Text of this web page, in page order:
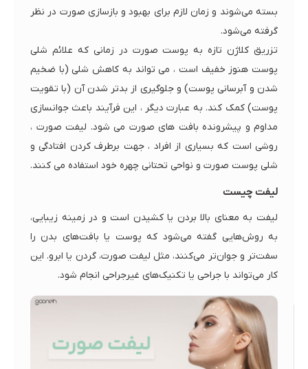
بسته می‌شوند و زمان لازم برای بهبود و بازسازی صورت در نظر
گرفته می‌شود.
تزریق کلاژن تازه به پوست صورت در زمانی که علائم شلی
پوست هنوز خفیف است ، می تواند به کاهش شلی (با ضخیم
شدن و آبرسانی پوست) و جلوگیری از بدتر شدن آن (با تقویت
پوست) کمک کند. به عبارت دیگر ، این فرآیند باعث جوانسازی
مداوم و پیشرونده بافت های صورت می شود. لیفت صورت ،
روشی است که بسیاری از افراد ، جهت برطرف کردن افتادگی و
شلی پوست صورت و نواحی تحتانی چهره خود استفاده می کنند.
لیفت چیست
لیفت به معنای بالا بردن یا کشیدن است و در زمینه زیبایی،
به روش‌هایی گفته می‌شود که پوست یا بافت‌های بدن را
سفت‌تر و جوان‌تر می‌کنند، مثل لیفت صورت، گردن یا ابرو. این
کار می‌تواند با جراحی یا تکنیک‌های غیرجراحی انجام شود.